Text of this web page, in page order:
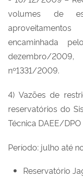
volumes de
encaminhada
dezembro/
nº1331/2009.
4) Vazões de
reservatórios do
Técnica DAEE/
Período: julho até
Reservatório